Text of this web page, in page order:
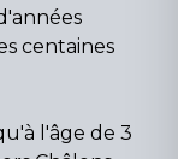
centaines
l'âge de 3